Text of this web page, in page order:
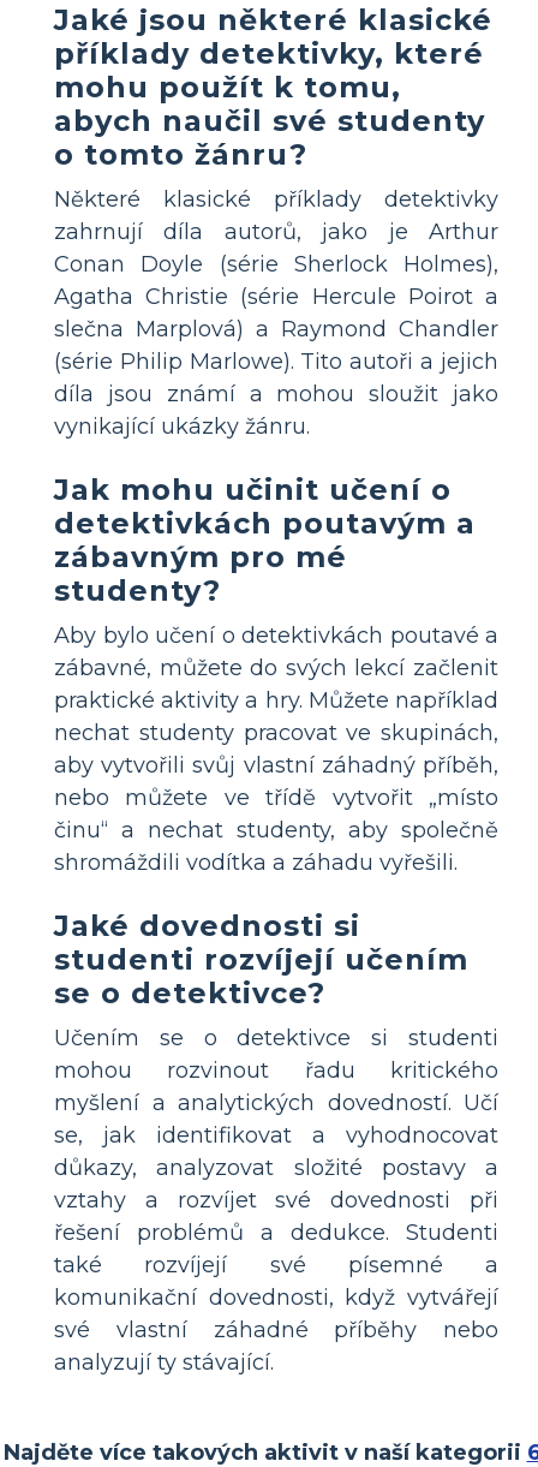
Jaké jsou některé klasické
příklady detektivky, které
mohu použít k tomu,
abych naučil své studenty
o tomto žánru?
Některé klasické příklady detektivky
zahrnují díla autorů, jako je Arthur
Conan Doyle (série Sherlock Holmes),
Agatha Christie (série Hercule Poirot a
slečna Marplová) a Raymond Chandler
(série Philip Marlowe). Tito autoři a jejich
díla jsou známí a mohou sloužit jako
vynikající ukázky žánru.
Jak mohu učinit učení o
detektivkách poutavým a
zábavným pro mé
studenty?
Aby bylo učení o detektivkách poutavé a
zábavné, můžete do svých lekcí začlenit
praktické aktivity a hry. Můžete například
nechat studenty pracovat ve skupinách,
aby vytvořili svůj vlastní záhadný příběh,
nebo můžete ve třídě vytvořit „místo
činu“ a nechat studenty, aby společně
shromáždili vodítka a záhadu vyřešili.
Jaké dovednosti si
studenti rozvíjejí učením
se o detektivce?
Učením se o detektivce si studenti
mohou rozvinout řadu kritického
myšlení a analytických dovedností. Učí
se, jak identifikovat a vyhodnocovat
důkazy, analyzovat složité postavy a
vztahy a rozvíjet své dovednosti při
řešení problémů a dedukce. Studenti
také rozvíjejí své písemné a
komunikační dovednosti, když vytvářejí
své vlastní záhadné příběhy nebo
analyzují ty stávající.
Najděte více takových aktivit v naší kategorii